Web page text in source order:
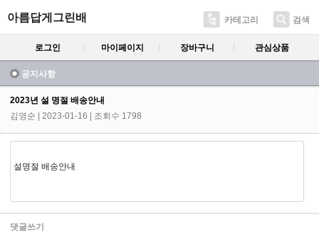
아름답게그린배 카테고리 검색
로그인 마이페이지 장바구니 관심상품
공지사항
2023년 설 명절 배송안내
김영순 | 2023-01-16 | 조회수 1798
설명절 배송안내
댓글쓰기